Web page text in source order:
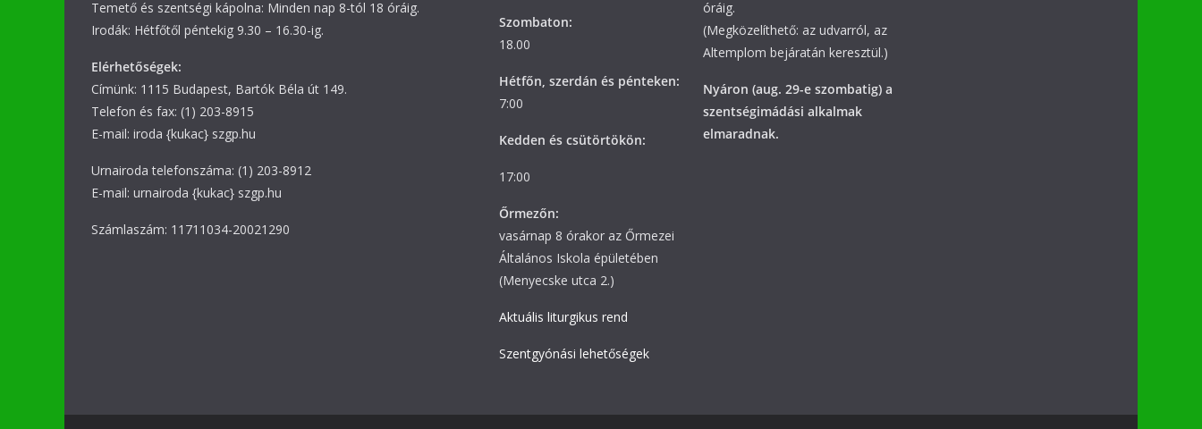
Temető és szentségi kápolna: Minden nap 8-tól 18 óráig.
Irodák: Hétfőtől péntekig 9.30 – 16.30-ig.
Elérhetőségek:
Címünk: 1115 Budapest, Bartók Béla út 149.
Telefon és fax: (1) 203-8915
E-mail: iroda {kukac} szgp.hu
Urnairoda telefonszáma: (1) 203-8912
E-mail: urnairoda {kukac} szgp.hu
Számlaszám: 11711034-20021290
Szombaton:
18.00
Hétfőn, szerdán és pénteken:
7:00
Kedden és csütörtökön:
17:00
Őrmezőn:
vasárnap 8 órakor az Őrmezei
Általános Iskola épületében
(Menyecske utca 2.)
Aktuális liturgikus rend
Szentgyónási lehetőségek
óráig.
(Megközelíthető: az udvarról, az
Altemplom bejáratán keresztül.)
Nyáron (aug. 29-e szombatig) a
szentségimádási alkalmak
elmaradnak.